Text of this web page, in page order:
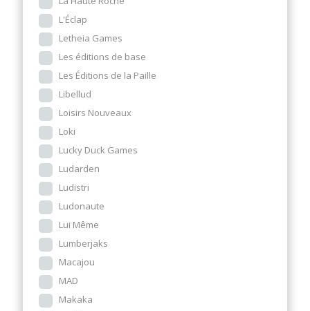
L'Éclap
Letheia Games
Les éditions de base
Les Éditions de la Paille
Libellud
Loisirs Nouveaux
Loki
Lucky Duck Games
Ludarden
Ludistri
Ludonaute
Lui Même
Lumberjaks
Macajou
MAD
Makaka